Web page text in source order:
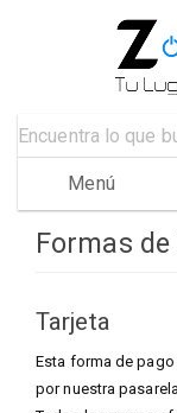
Menú
Formas de
Tarjeta
Esta forma de
por nuestra